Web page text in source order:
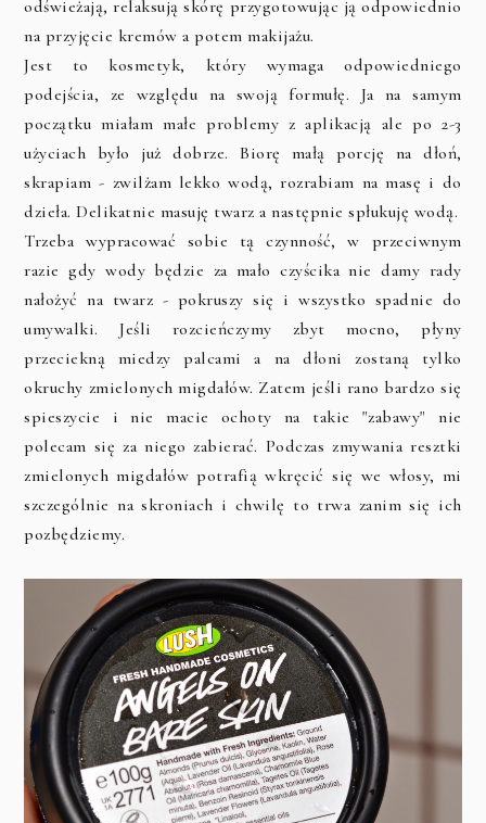
odświeżają, relaksują skórę przygotowując ją odpowiednio
na przyjęcie kremów a potem makijażu.
Jest to kosmetyk, który wymaga odpowiedniego
podejścia, ze względu na swoją formułę. Ja na samym
początku miałam małe problemy z aplikacją ale po 2-3
użyciach było już dobrze. Biorę małą porcję na dłoń,
skrapiam - zwilżam lekko wodą, rozrabiam na masę i do
dzieła. Delikatnie masuję twarz a następnie spłukuję wodą.
Trzeba wypracować sobie tą czynność, w przeciwnym
razie gdy wody będzie za mało czyścika nie damy rady
nałożyć na twarz - pokruszy się i wszystko spadnie do
umywalki. Jeśli rozcieńczymy zbyt mocno, płyny
przeciekną miedzy palcami a na dłoni zostaną tylko
okruchy zmielonych migdałów. Zatem jeśli rano bardzo się
spieszycie i nie macie ochoty na takie "zabawy" nie
polecam się za niego zabierać. Podczas zmywania resztki
zmielonych migdałów potrafią wkręcić się we włosy, mi
szczególnie na skroniach i chwilę to trwa zanim się ich
pozbędziemy.